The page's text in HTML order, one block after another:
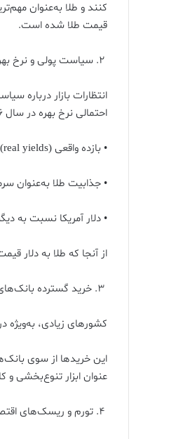
کنند و طلا به‌عنوان
قیمت طلا شده است.
انتظارات بازار درباره
احتمالی نرخ بهره در سال ۲۰۲۶ و ادامه سیاست‌های انبساطی قبلی:
• بازده واقعی (real yields) اوراق بلندمدت کاهش پیدا کرده،
• جذابیت طلا به‌عنوان
• دلار آمریکا نسبت به
از آنجا که طلا به دلار
کشورهای زیادی، به‌ویژه
این خریدها از سوی
عنوان ابزار تنوع‌بخشی و